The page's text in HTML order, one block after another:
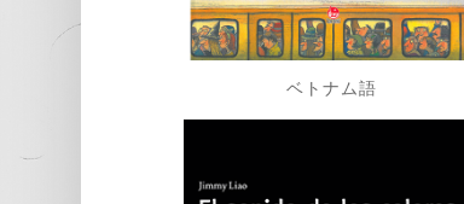
ベトナム語